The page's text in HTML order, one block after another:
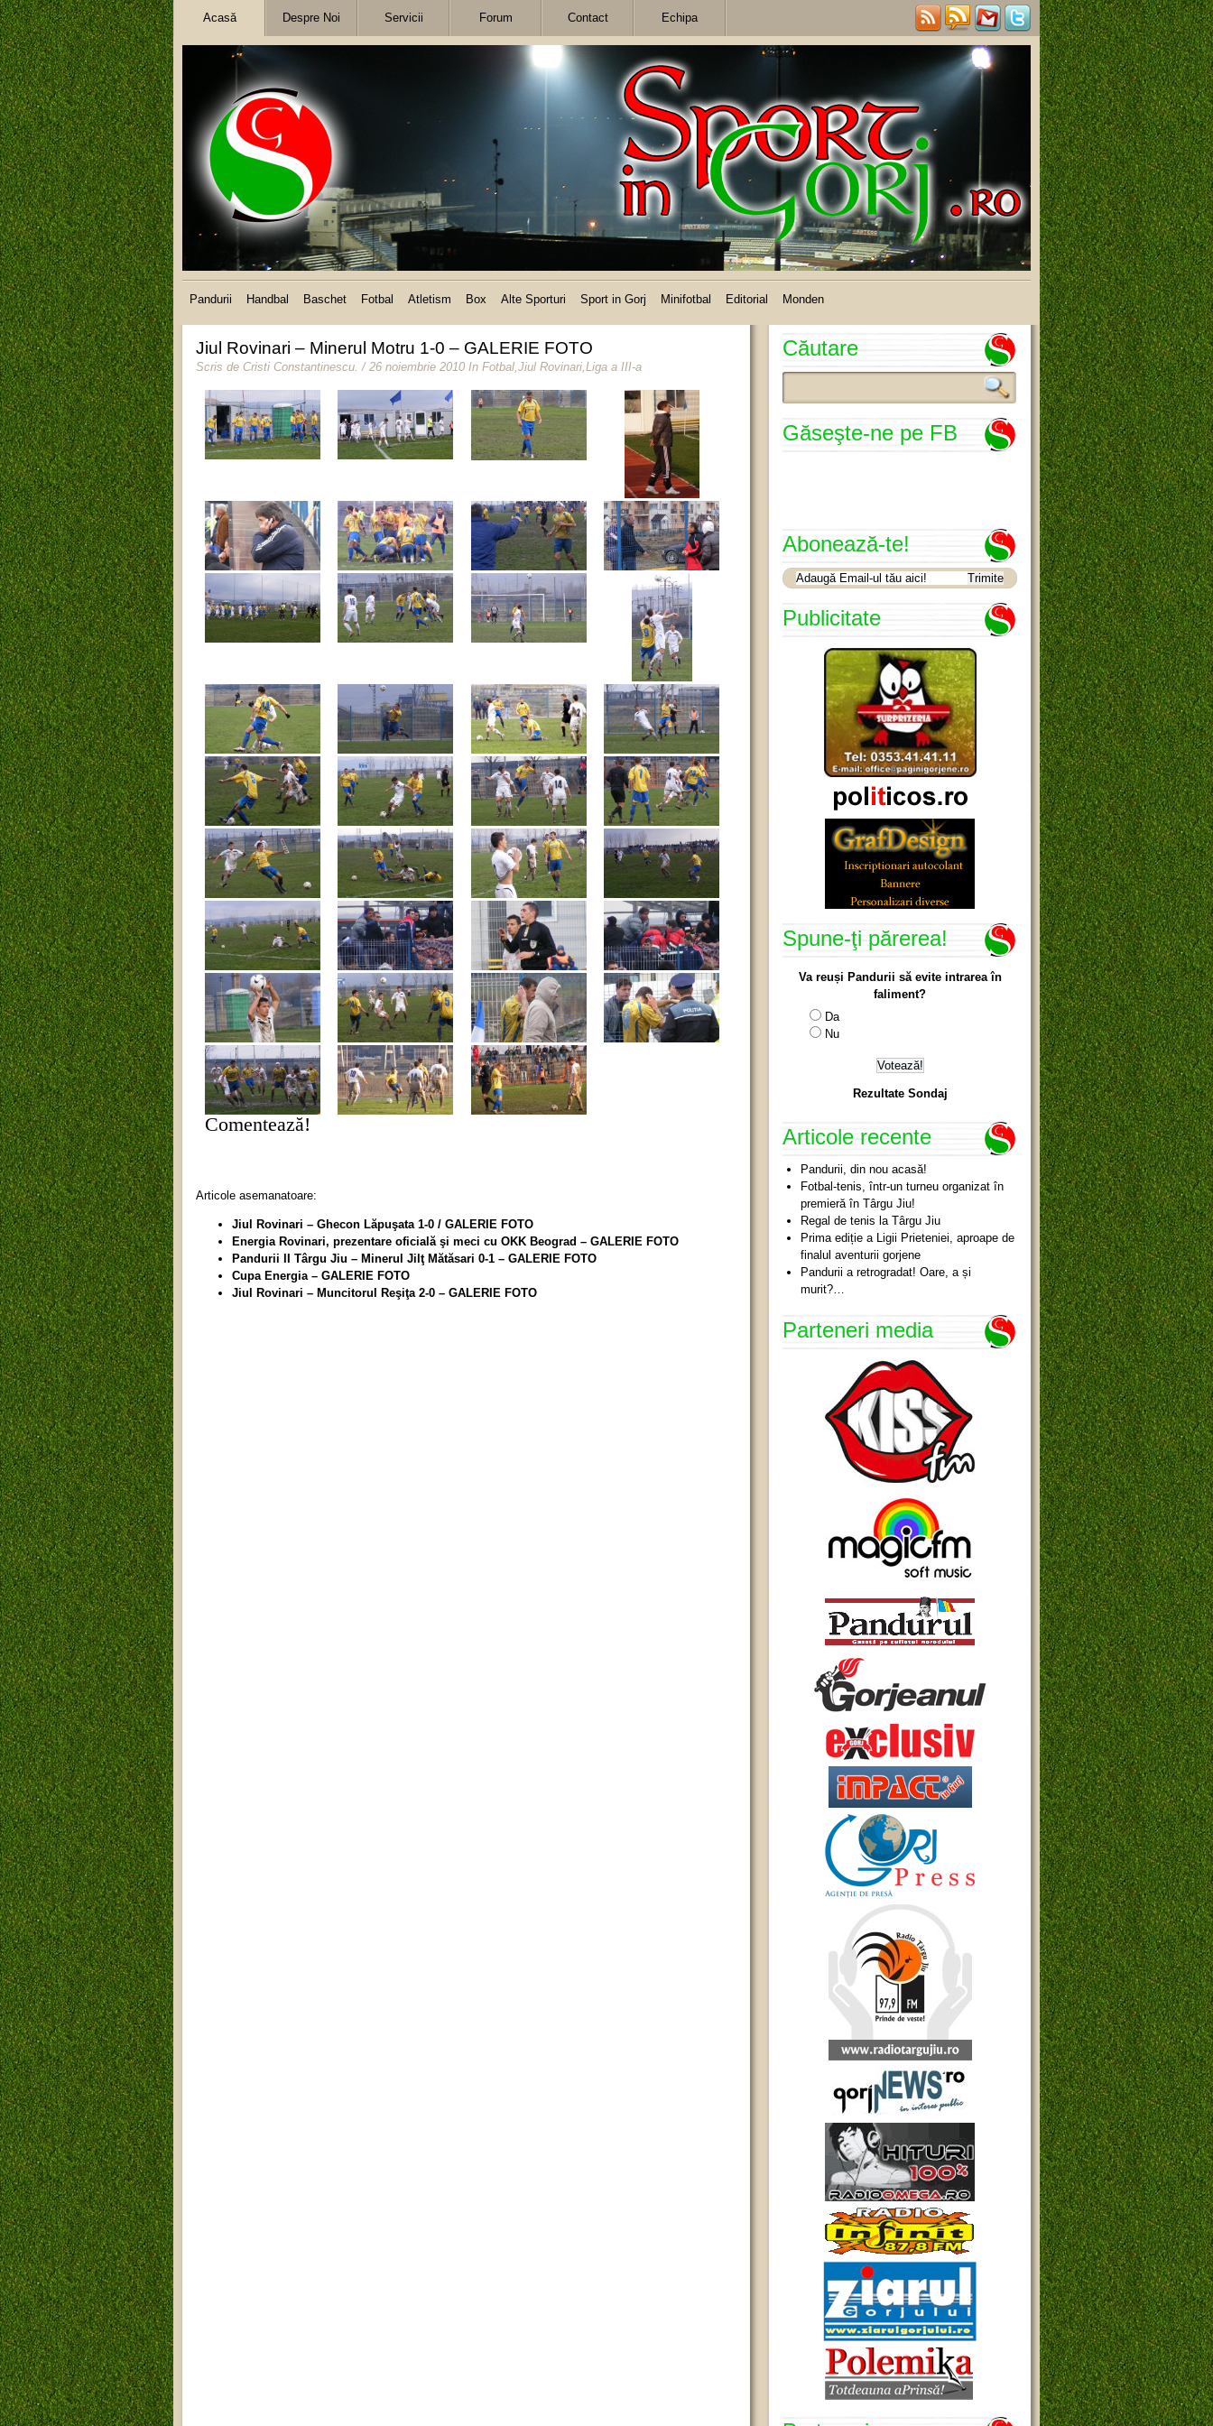
Acasă Despre Noi Servicii Forum Contact Echipa
Pandurii Handbal Baschet Fotbal Atletism Box Alte Sporturi Sport in Gorj Minifotbal Editorial Monden
Jiul Rovinari – Minerul Motru 1-0 – GALERIE FOTO
Scris de Cristi Constantinescu. / 26 noiembrie 2010 In Fotbal,Jiul Rovinari,Liga a III-a
Comentează!
Articole asemanatoare:
Jiul Rovinari – Ghecon Lăpuşata 1-0 / GALERIE FOTO
Energia Rovinari, prezentare oficială şi meci cu OKK Beograd – GALERIE FOTO
Pandurii II Târgu Jiu – Minerul Jilţ Mătăsari 0-1 – GALERIE FOTO
Cupa Energia – GALERIE FOTO
Jiul Rovinari – Muncitorul Reşiţa 2-0 – GALERIE FOTO
Căutare
Găseşte-ne pe FB
Abonează-te!
Publicitate
Spune-ţi părerea!
Va reuși Pandurii să evite intrarea în
faliment?
Da
Nu
Rezultate Sondaj
Articole recente
Pandurii, din nou acasă!
Fotbal-tenis, într-un turneu organizat în
premieră în Târgu Jiu!
Regal de tenis la Târgu Jiu
Prima ediție a Ligii Prieteniei, aproape de
finalul aventurii gorjene
Pandurii a retrogradat! Oare, a și
murit?…
Parteneri media